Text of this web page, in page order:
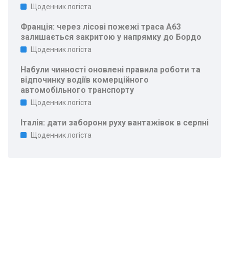
Щоденник логіста
Франція: через лісові пожежі траса A63
залишається закритою у напрямку до Бордо
Щоденник логіста
Набули чинності оновлені правила роботи та
відпочинку водіїв комерційного
автомобільного транспорту
Щоденник логіста
Італія: дати заборони руху вантажівок в серпні
Щоденник логіста